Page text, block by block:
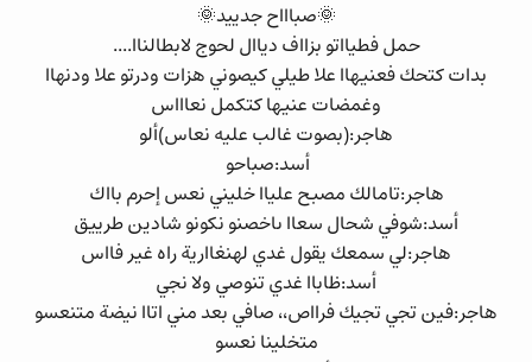
🌞صباااح جدييد🌞
حمل فطيااتو بزااف دياال لحوج لابطالناا....
بدات كتحك فعنيهاا علا طيلي كيصوني هزات ودرتو علا ودنهاا
وغمضات عنيها كتكمل نعاااس
هاجر:(بصوت غالب عليه نعاس)ألو
أسد:صباحو
هاجر:تامالك مصبح علياا خليني نعس إحرم بااك
أسد:شوفي شحال سعاا ىاخصنو نكونو شادين طرييق
هاجر:لي سمعك يقول غدي لهنغاارية راه غير فااس
أسد:ظاباا غدي تنوصي ولا نجي
هاجر:فين تجي تجيك فرااص،، صافي بعد مني اتاا نيضة متنعسو
متخلينا نعسو